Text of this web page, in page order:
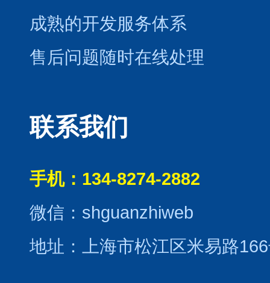
成熟的开发服务体系
售后问题随时在线处理
联系我们
手机：134-8274-2882
微信：shguanzhiweb
地址：上海市松江区米易路